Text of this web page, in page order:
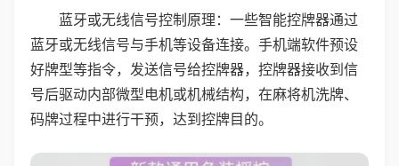
蓝牙或无线信号控制原理：一些智能控牌器通过
蓝牙或无线信号与手机等设备连接。手机端软件预设
好牌型等指令，发送信号给控牌器，控牌器接收到信
号后驱动内部微型电机或机械结构，在麻将机洗牌、
码牌过程中进行干预，达到控牌目的。